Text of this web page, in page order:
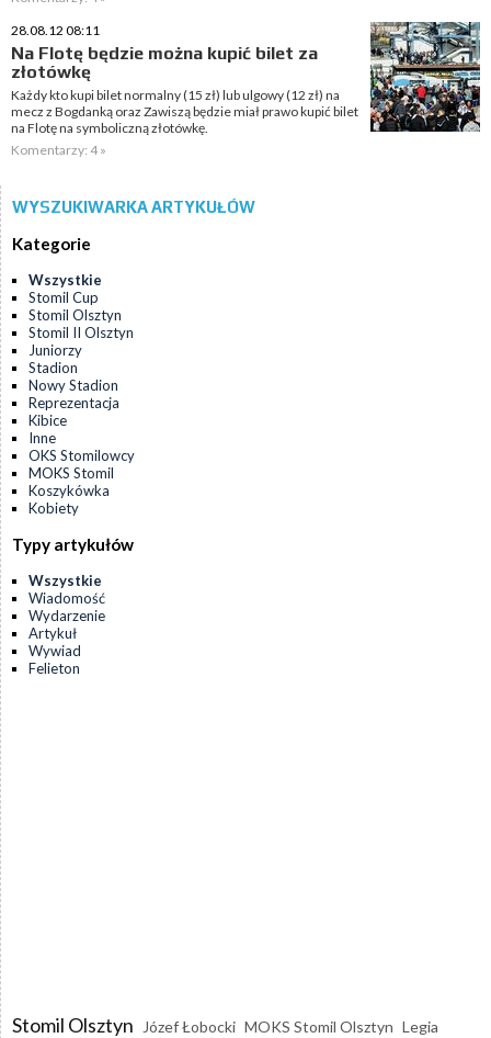
28.08.12 08:11
Na Flotę będzie można kupić bilet za
złotówkę
Każdy kto kupi bilet normalny (15 zł) lub ulgowy (12 zł) na
mecz z Bogdanką oraz Zawiszą będzie miał prawo kupić bilet
na Flotę na symboliczną złotówkę.
Komentarzy: 4 »
WYSZUKIWARKA ARTYKUŁÓW
Kategorie
Wszystkie
Stomil Cup
Stomil Olsztyn
Stomil II Olsztyn
Juniorzy
Stadion
Nowy Stadion
Reprezentacja
Kibice
Inne
OKS Stomilowcy
MOKS Stomil
Koszykówka
Kobiety
Typy artykułów
Wszystkie
Wiadomość
Wydarzenie
Artykuł
Wywiad
Felieton
Stomil Olsztyn Józef Łobocki MOKS Stomil Olsztyn Legia